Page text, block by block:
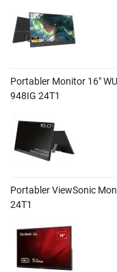
Portabler Monitor 16"
948IG 24T1
Portabler ViewSonic
24T1